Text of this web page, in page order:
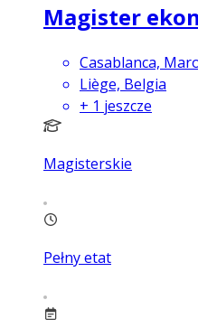
Magister
Casablanca,
Liège, Belgia
+ 1 jeszcze
Magisterskie
Pełny etat